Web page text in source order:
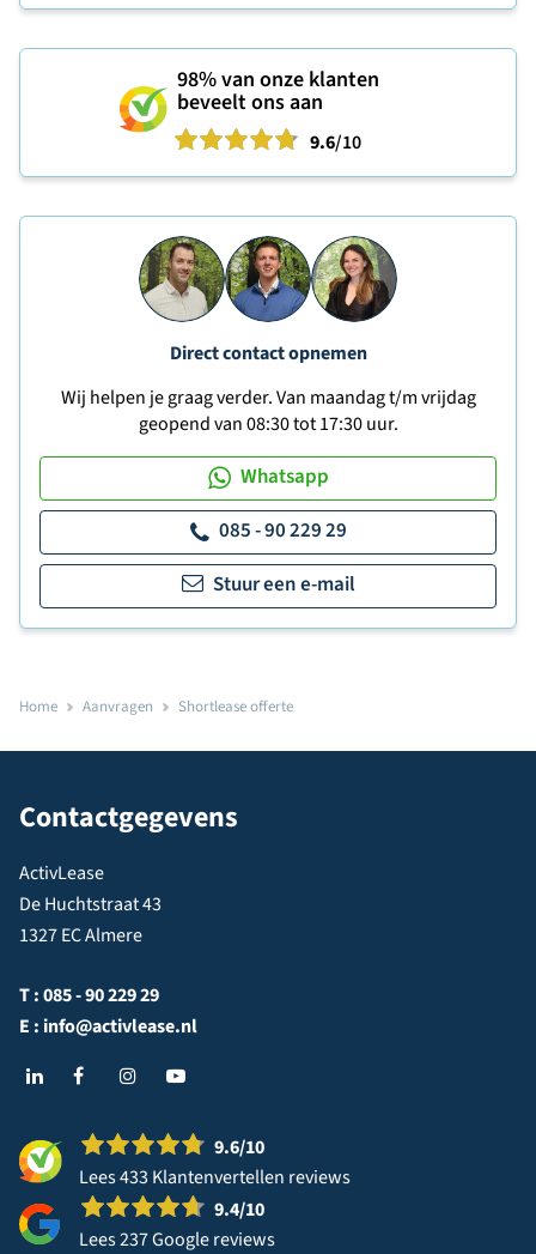
98%van onze klanten
beveelt ons aan
9.6/10
Direct contact opnemen
Wij helpen je graag verder. Van maandag t/m vrijdag
geopend van 08:30 tot 17:30 uur.
Whatsapp
085 - 90 229 29
Stuur een e-mail
Home Aanvragen Shortlease offerte
Contactgegevens
ActivLease
De Huchtstraat 43
1327 EC Almere
T :085 - 90 229 29
E : info@activlease.nl
9.6/10
Lees 433 Klantenvertellen reviews
9.4/10
Lees 237 Google reviews